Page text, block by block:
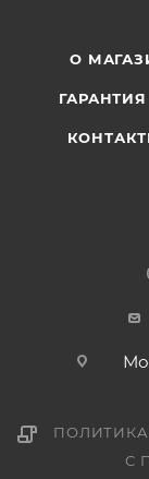
О
ГАРАНТИЯ
С